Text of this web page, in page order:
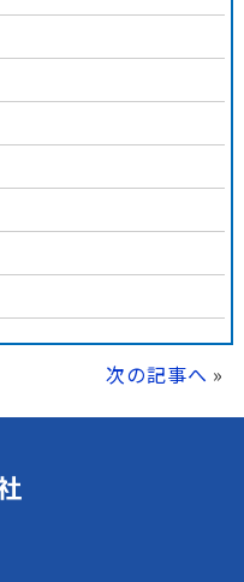
次の記事へ »